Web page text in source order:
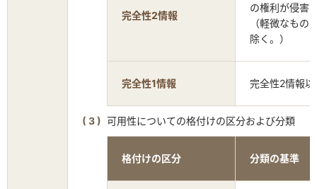
完全性2情報
の権利が侵害
（軽微なも
除く。）
完全性1情報 完全性2情報
可用性についての格付けの区分および分類
格付けの区分 分類の基準